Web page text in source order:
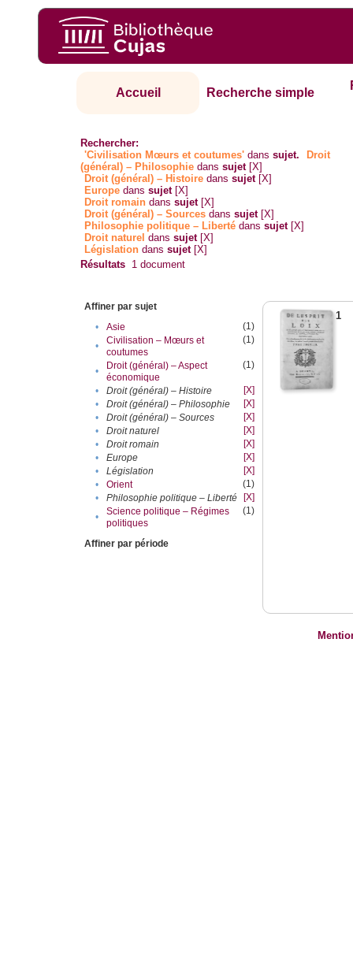
Accueil Recherche simple
Rechercher:
'Civilisation Mœurs et coutumes' danssujet.
Droit
(général) – Philosophie danssujet [X]
Droit (général) – Histoire danssujet [X]
Europe danssujet [X]
Droit romain danssujet [X]
Droit (général) – Sources danssujet [X]
Philosophie politique – Liberté danssujet [X]
Droit naturel danssujet [X]
Législation danssujet [X]
Résultats 1 document
Affiner par sujet
•
Asie
(1)
•
Civilisation – Mœurs et
coutumes
(1)
•
Droit (général) – Aspect
économique
(1)
• Droit (général) – Histoire
[X]
•
Droit (général) – Philosophie
[X]
•
Droit (général) – Sources
[X]
•
Droit naturel
[X]
•
Droit romain
[X]
•
Europe
[X]
•
Législation
[X]
•
Orient
(1)
•
Philosophie politique – Liberté
[X]
•
Science politique – Régimes
politiques
(1)
Affiner par période
1